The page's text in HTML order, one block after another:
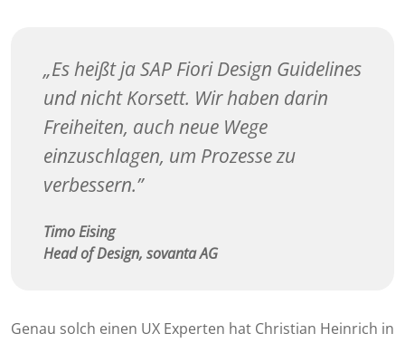
Es heißt ja SAP Fiori Design Guidelines
und nicht Korsett. Wir haben darin
Freiheiten, auch neue Wege
einzuschlagen, um Prozesse zu
verbessern.
Timo Eising
Head of Design, sovanta AG
Genau solch einen UX Experten hat Christian Heinrich in